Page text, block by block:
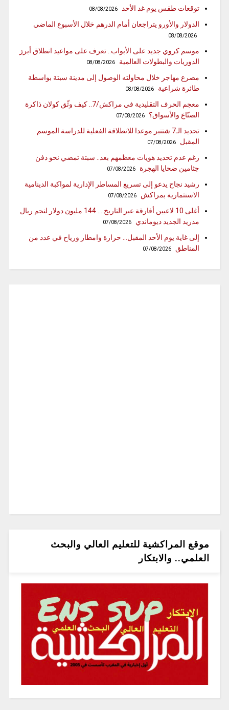
توقعات طقس يوم غد الأحد 08/08/2026
الدولار والأورو يتراجعان أمام الدرهم خلال الأسبوع الماضي
08/08/2026
موسم كروي جديد على الأبواب.. تعرف على مواعيد انطلاق أبرز
الدوريات والبطولات العالمية
08/08/2026
مصرع مهاجر خلال محاولته الوصول إلى مدينة سبتة بواسطة
طائرة شراعية
08/08/2026
معجم الحرف التقليدية في مراكش/7.. كيف وثّق كولان ذاكرة
الصنّاع والأسواق؟
07/08/2026
تحديد الـ7 شتنبر موعدا للانطلاقة الفعلية للدراسة الموسم
المقبل
07/08/2026
رغم عدم تحديد هويات معظمهم بعد.. سبتة تمضي نحو دفن
جثامين ضحايا الهجرة
07/08/2026
رشيد نجاح يدعو إلى تسريع المساطر الإدارية لمواكبة الدينامية
الاستثمارية بمراكش
07/08/2026
أغلى 10 لاعبين أفارقة عبر التاريخ … 144 مليون دولار لنجم ريال
مدريد الجديد ديوماندي
07/08/2026
إلى غاية يوم الأحد المقبل… حرارة وامطار ورياح في عدد من
المناطق
07/08/2026
موقع المراكشية للتعليم العالي والبحث
العلمي.. والابتكار